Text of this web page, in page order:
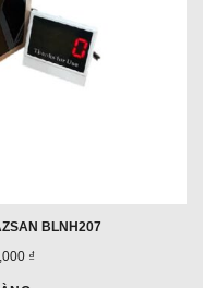
BLNH207
₫